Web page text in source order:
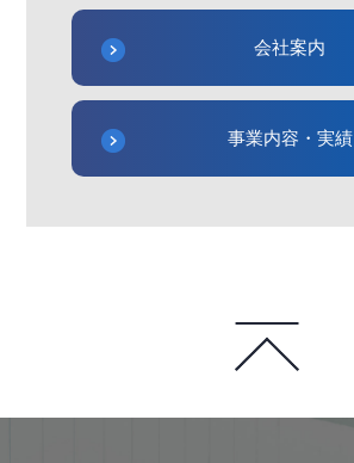
会社案内
事業内容・実績